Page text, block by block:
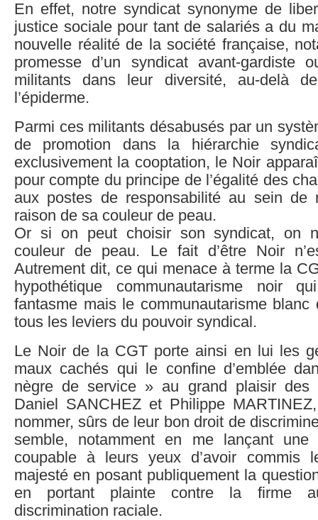
En effet, notre syndicat synonyme de
justice sociale pour tant de salariés a du
nouvelle réalité de la société française,
promesse d’un syndicat avant-gardiste
militants dans leur diversité, au-delà
l’épiderme.
Parmi ces militants désabusés par un
de promotion dans la hiérarchie
exclusivement la cooptation, le Noir
pour compte du principe de l’égalité des
aux postes de responsabilité au sein de
raison de sa couleur de peau.
Or si on peut choisir son syndicat, on
couleur de peau. Le fait d’être Noir
Autrement dit, ce qui menace à terme la
hypothétique communautarisme noir
fantasme mais le communautarisme blanc
tous les leviers du pouvoir syndical.
Le Noir de la CGT porte ainsi en lui les
maux cachés qui le confine d’emblée
nègre de service » au grand plaisir des
Daniel SANCHEZ et Philippe
nommer, sûrs de leur bon droit de
semble, notamment en me lançant
coupable à leurs yeux d’avoir commis
majesté en posant publiquement la
en portant plainte contre la firme
discrimination raciale.